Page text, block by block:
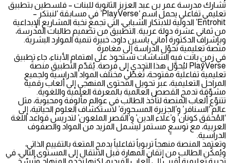
تُشارك مدرسة عمر بن عبد العزيز الثانوية للبنات – فلسطين بتطبيق
تعليمي تفاعلي يحمل اسم ‘PlayVerse’ في مسابقة ‘لنبتكر –
Entrohit’ الدولية للابتكار الشبابي، التي تجمع نخبة المشاريع الإبداعية
من ثماني عشرة دولة عربية. التطبيق من تصميم طالبات المدرسة،
وبإشراف الدكتورة أماني ياسين داود، خبيرة تنمية الموارد البشرية.
منصة تعليمية تحوّل الدراسة إلى مغامرة
في زمنٍ باتت فيه الشاشات تستحوذ على اهتمام الأبناء، جاء تطبيق
PlayVerse ليُحوّل هذا التحدي إلى فرصة. يُقدّم التطبيق منصةً
تعليمية تفاعلية مفتوحة، تُغطّي مختلف المواد الدراسية ولجميع
المراحل التعليمية، عبر تحويل المحتوى المنهجي إلى ألعاب رقمية
مشوّقة تدمج القصص العالمية بالمعرفة العلمية واللغوية.
تتنوّع ألعاب المنصة لتأخذ الطالب في عوالم مألوفة ومحبوبة، مثل
عالم ‘السنافر’ و’الجزيرة المسحورة’ لاستكشاف العلوم الحياتية، إلى
‘المُحقق كونان’ و’علاء الدين’ و’القصر الملعون’ لتدريس قواعد اللغة
العربية، مع توسعٍ مستمر ليشمل المزيد من المواد والصفوف
الدراسية.
وتعتمد المنصة منهجاً تربوياً تفاعلياً يدمج المتعة بالتقييم الذاتي،
ويُمكّن الطالب من إتقان المهارة قبل الانتقال إلى المستوى التالي، في